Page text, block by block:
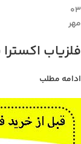
۰۳
مهر
فلزیاب
ادامه مطلب